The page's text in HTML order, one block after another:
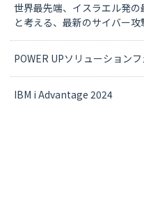
世界最先端、イスラエル発
と考える、最新のサイバー
POWER UPソリューション
IBM i Advantage 2024